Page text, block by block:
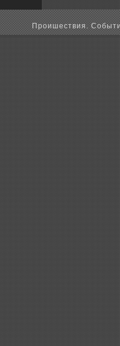
Пpoишествия.